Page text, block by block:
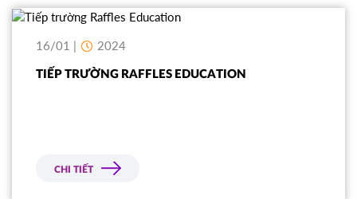
16/01 | 2024
TIẾP TRƯỜNG RAFFLES EDUCATION
CHI TIẾT